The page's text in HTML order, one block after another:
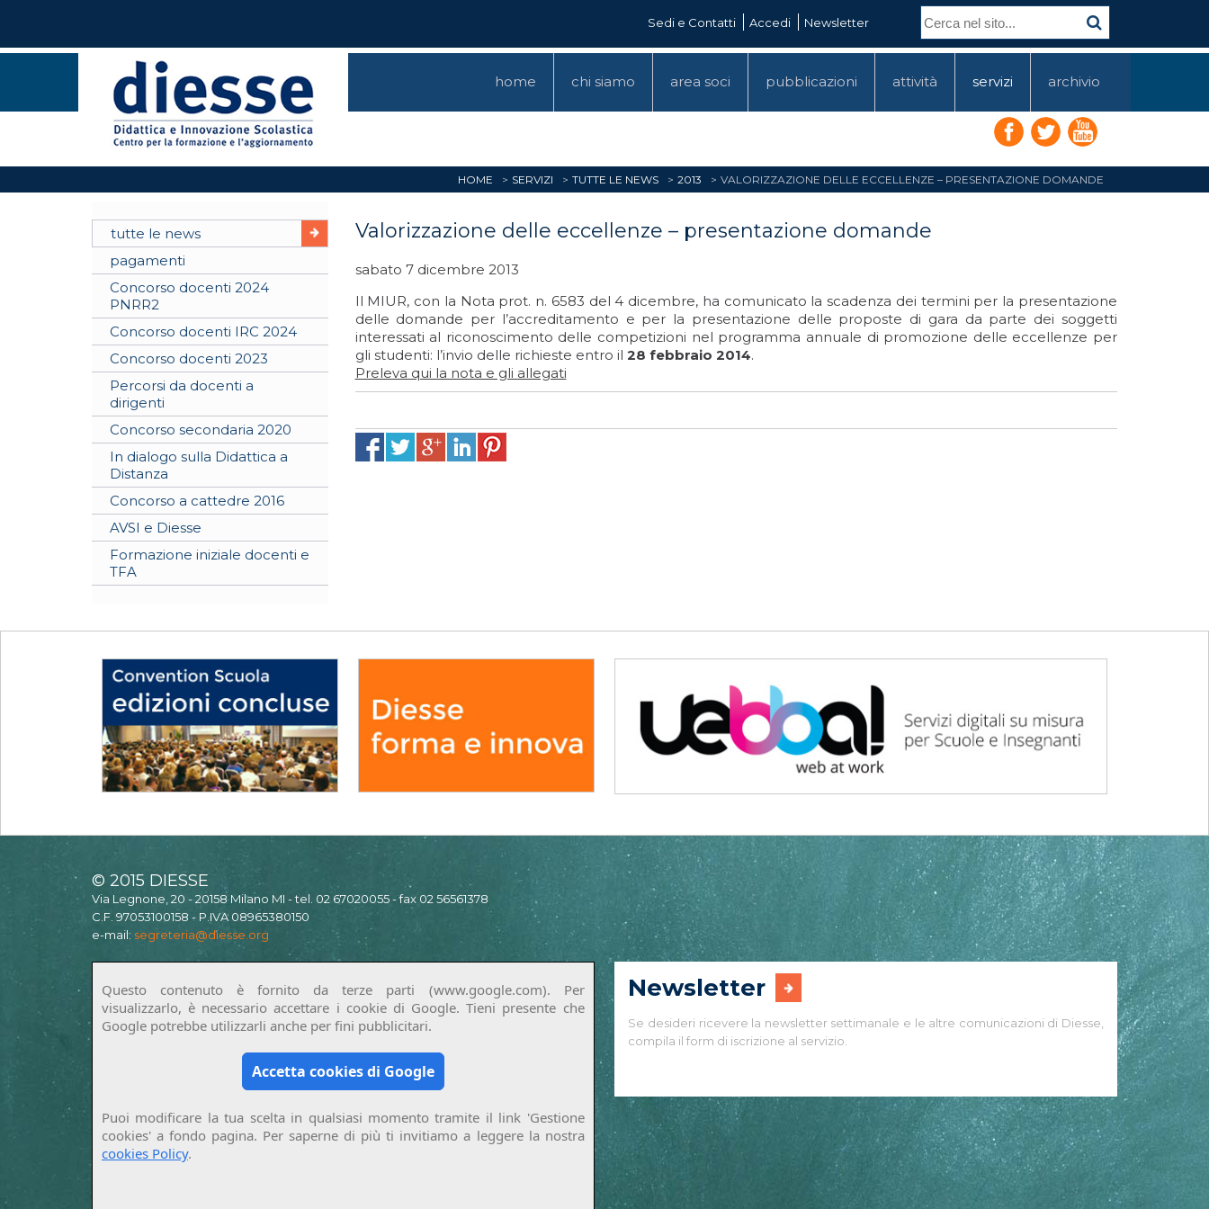
Sedi e Contatti Accedi Newsletter
home chi siamo area soci pubblicazioni attività servizi archivio
HOME SERVIZI TUTTE LE NEWS 2013 VALORIZZAZIONE DELLE ECCELLENZE – PRESENTAZIONE DOMANDE
tutte le news
pagamenti
Concorso docenti 2024
PNRR2
Concorso docenti IRC 2024
Concorso docenti 2023
Percorsi da docenti a
dirigenti
Concorso secondaria 2020
In dialogo sulla Didattica a
Distanza
Concorso a cattedre 2016
AVSI e Diesse
Formazione iniziale docenti e
TFA
Valorizzazione delle eccellenze – presentazione domande
sabato 7 dicembre 2013
Il MIUR, con la Nota prot. n. 6583 del 4 dicembre, ha comunicato la scadenza dei termini per la presentazione
delle domande per l’accreditamento e per la presentazione delle proposte di gara da parte dei soggetti
interessati al riconoscimento delle competizioni nel programma annuale di promozione delle eccellenze per
gli studenti: l’invio delle richieste entro il 28 febbraio 2014.
Preleva qui la nota e gli allegati
© 2015 DIESSE
Via Legnone, 20 - 20158 Milano MI - tel. 02 67020055 - fax 02 56561378
C.F. 97053100158 - P.IVA 08965380150
e-mail: segreteria@diesse.org
Questo contenuto è fornito da terze parti (www.google.com). Per
visualizzarlo, è necessario accettare i cookie di Google. Tieni presente che
Google potrebbe utilizzarli anche per fini pubblicitari.
Accetta cookies di Google
Puoi modificare la tua scelta in qualsiasi momento tramite il link 'Gestione
cookies' a fondo pagina. Per saperne di più ti invitiamo a leggere la nostra
cookies Policy.
Newsletter
Se desideri ricevere la newsletter settimanale e le altre comunicazioni di Diesse,
compila il form di iscrizione al servizio.